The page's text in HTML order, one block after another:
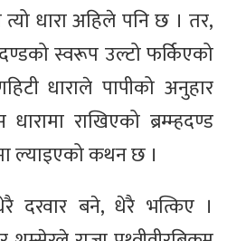
त्यो धारा अहिले पनि छ । तर,
स्वरूप उल्टो फर्किएको
धाराले पापीको अनुहार
राखिएको ब्रम्म्हदण्ड
ल्याइएको कथन छ ।
दरवार बने, धेरै भत्किए ।